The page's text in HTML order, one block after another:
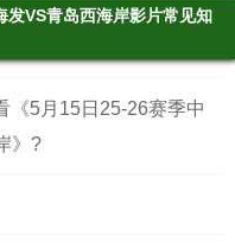
VS青岛西海岸影片常见知
《5月15日25-26赛季中
》?